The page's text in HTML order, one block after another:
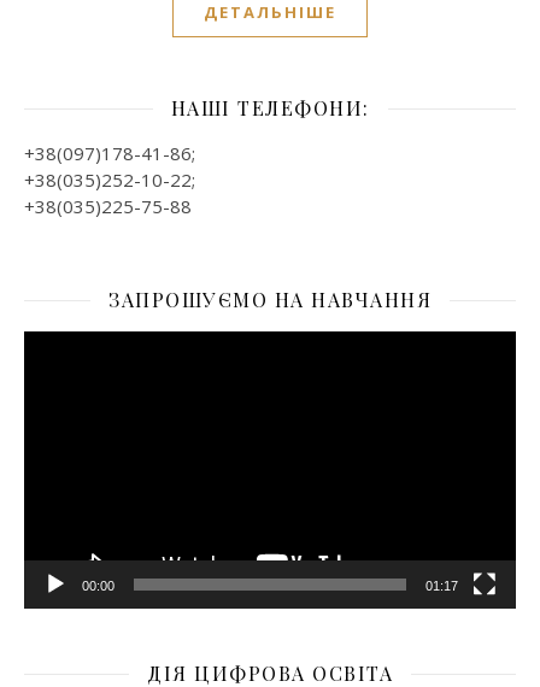
ДЕТАЛЬНІШЕ
НАШІ ТЕЛЕФОНИ:
+38(097)178-41-86;
+38(035)252-10-22;
+38(035)225-75-88
ЗАПРОШУЄМО НА НАВЧАННЯ
00:00 01:17
ДІЯ ЦИФРОВА ОСВІТА